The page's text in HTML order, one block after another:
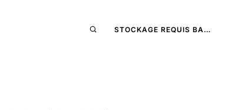
STOCKAGE REQUIS BA…